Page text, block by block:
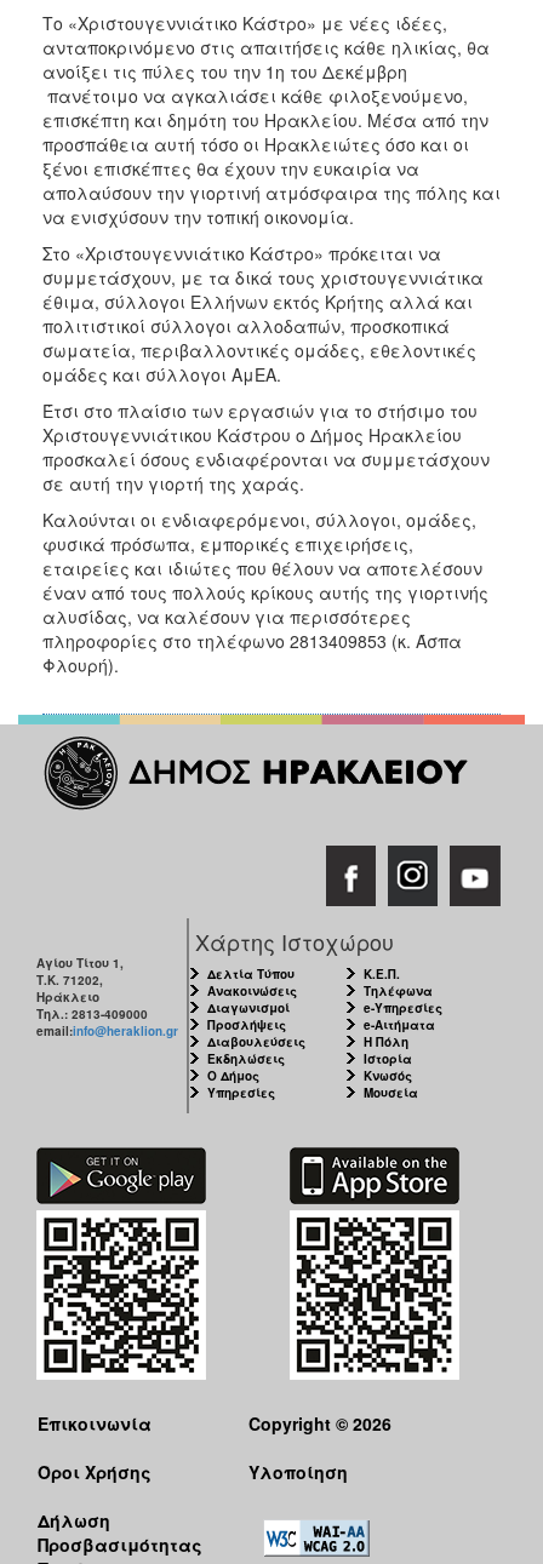
Το «Χριστουγεννιάτικο Κάστρο» με νέες ιδέες,
ανταποκρινόμενο στις απαιτήσεις κάθε ηλικίας, θα
ανοίξει τις πύλες του την 1η του Δεκέμβρη
πανέτοιμο να αγκαλιάσει κάθε φιλοξενούμενο,
επισκέπτη και δημότη του Ηρακλείου. Μέσα από την
προσπάθεια αυτή τόσο οι Ηρακλειώτες όσο και οι
ξένοι επισκέπτες θα έχουν την ευκαιρία να
απολαύσουν την γιορτινή ατμόσφαιρα της πόλης και
να ενισχύσουν την τοπική οικονομία.
Στο «Χριστουγεννιάτικο Κάστρο» πρόκειται να
συμμετάσχουν, με τα δικά τους χριστουγεννιάτικα
έθιμα, σύλλογοι Ελλήνων εκτός Κρήτης αλλά και
πολιτιστικοί σύλλογοι αλλοδαπών, προσκοπικά
σωματεία, περιβαλλοντικές ομάδες, εθελοντικές
ομάδες και σύλλογοι ΑμΕΑ.
Έτσι στο πλαίσιο των εργασιών για το στήσιμο του
Χριστουγεννιάτικου Κάστρου ο Δήμος Ηρακλείου
προσκαλεί όσους ενδιαφέρονται να συμμετάσχουν
σε αυτή την γιορτή της χαράς.
Καλούνται οι ενδιαφερόμενοι, σύλλογοι, ομάδες,
φυσικά πρόσωπα, εμπορικές επιχειρήσεις,
εταιρείες και ιδιώτες που θέλουν να αποτελέσουν
έναν από τους πολλούς κρίκους αυτής της γιορτινής
αλυσίδας, να καλέσουν για περισσότερες
πληροφορίες στο τηλέφωνο 2813409853 (κ. Άσπα
Φλουρή).
Αγίου Τίτου 1,
Τ.Κ. 71202,
Ηράκλειο
Τηλ.: 2813-409000
email:info@heraklion.gr
Χάρτης Ιστοχώρου
Δελτία Τύπου
Ανακοινώσεις
Διαγωνισμοί
Προσλήψεις
Διαβουλεύσεις
Εκδηλώσεις
Ο Δήμος
Υπηρεσίες
Κ.Ε.Π.
Τηλέφωνα
e-Υπηρεσίες
e-Αιτήματα
Η Πόλη
Ιστορία
Κνωσός
Μουσεία
Επικοινωνία
Όροι Χρήσης
Δήλωση
Προσβασιμότητας
Copyright © 2026
Υλοποίηση